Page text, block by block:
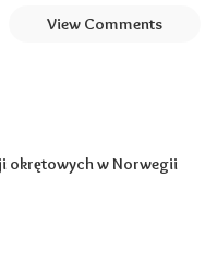
View Comments
okrętowych w Norwegii